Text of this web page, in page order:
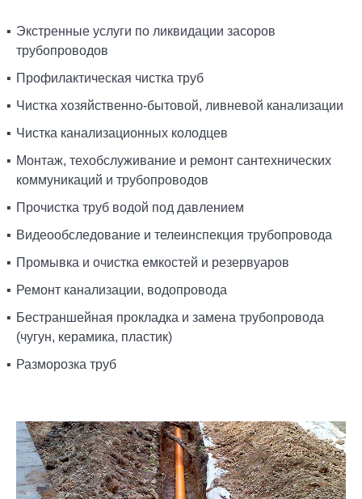
Экстренные услуги по ликвидации засоров
трубопроводов
Профилактическая чистка труб
Чистка хозяйственно-бытовой, ливневой канализации
Чистка канализационных колодцев
Монтаж, техобслуживание и ремонт сантехнических
коммуникаций и трубопроводов
Прочистка труб водой под давлением
Видеообследование и телеинспекция трубопровода
Промывка и очистка емкостей и резервуаров
Ремонт канализации, водопровода
Бестраншейная прокладка и замена трубопровода
(чугун, керамика, пластик)
Разморозка труб